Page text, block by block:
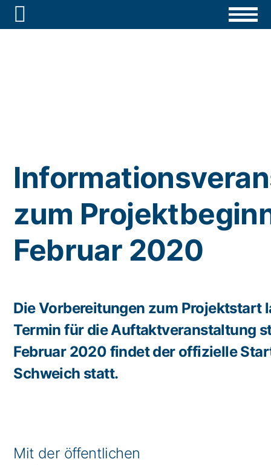

zum
Februar 2020
Die Vorbereitungen zum Projektstart
Termin für die Auftaktveranstaltung
Februar 2020 findet der offizielle
Schweich statt.
Mit der öffentlichen